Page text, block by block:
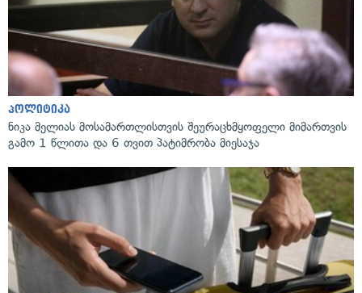
პოლიტიკა
ნიკა მელიას მოსამართლისთვის შეურაცხმყოფელი მიმართვის
გამო 1 წლითა და 6 თვით პატიმრობა მიესაჯა